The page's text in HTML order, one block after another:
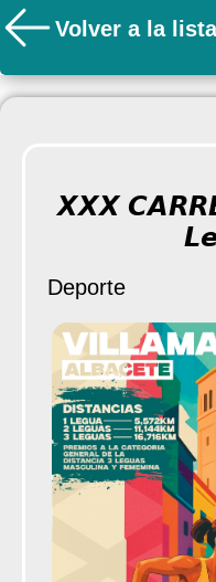
Volver a la lista
𝙓𝙓𝙓
Deporte